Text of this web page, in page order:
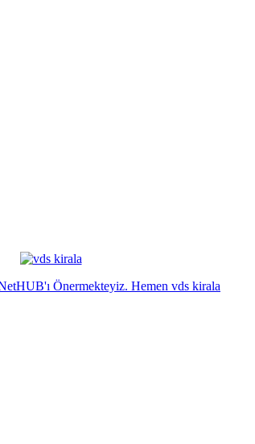
Önermekteyiz. Hemen vds kirala